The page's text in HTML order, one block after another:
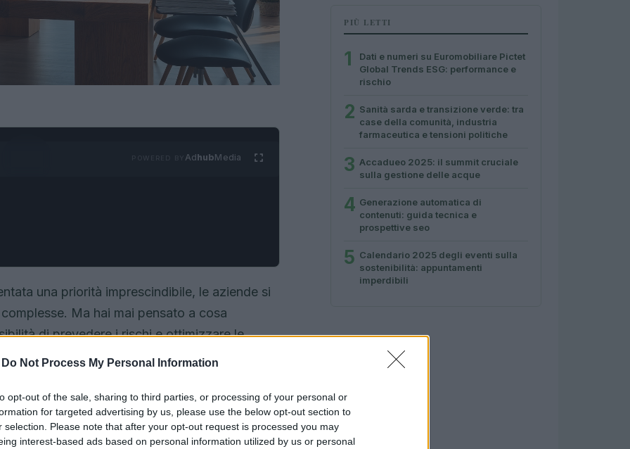
Do Not Process My Personal Information
opt-out of the sale, sharing to third parties, or processing of your personal or
for targeted advertising by us, please use the below opt-out section to
selection. Please note that after your opt-out request is processed you may
interest-based ads based on personal information utilized by us or personal
AdhubMedia
una priorità imprescindibile, le aziende si
Ma hai mai pensato a cosa
di prevedere i rischi e ottimizzare le
insieme come l’IA, attraverso
PIÙ LETTI
1
Dati e numeri su Euromobiliare Pictet
Global Trends ESG: performance e
rischio
2 Sanità sarda e transizione verde: tra
case della comunità, industria
farmaceutica e tensioni politiche
3 Accadueo 2025: il summit cruciale
sulla gestione delle acque
4 Generazione automatica di
contenuti: guida tecnica e
prospettive seo
5 Calendario 2025 degli eventi sulla
sostenibilità: appuntamenti
imperdibili